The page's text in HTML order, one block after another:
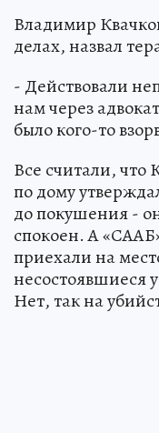
Владимир
делах, назвал
- Действовали
нам через
было кого-то
Все считали, что
по дому
до покушения -
спокоен. А
приехали на
несостоявшиеся
Нет, так на